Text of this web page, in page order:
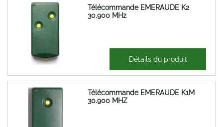
Télécommande EMERAUDE K2
30.900 MHz
35,65 €
29,71 € Détails du produit
Télécommande EMERAUDE K1M
30.900 MHZ